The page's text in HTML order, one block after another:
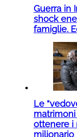
Guerra in
shock
famiglie.
Le
ottenere i
milionario